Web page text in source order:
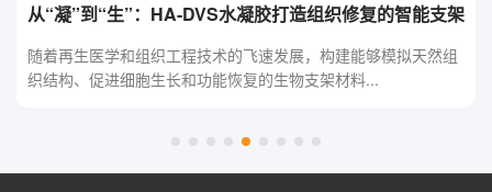
从“凝”到“生”：HA-DVS水凝胶打造组织修复的智能支架
随着再生医学和组织工程技术的飞速发展，构建能够模拟天然组
织结构、促进细胞生长和功能恢复的生物支架材料...